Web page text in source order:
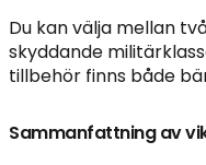
Du kan välja mellan
skyddande
tillbehör finns både
Sammanfattning av